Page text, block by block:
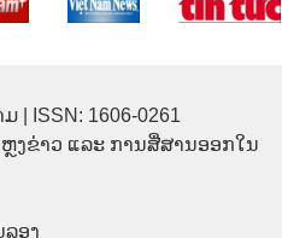
ISSN: 1606-0261
ຫຼງຂ່າວ ແລະ ການສື່ສານອອກໃນ
ອງ